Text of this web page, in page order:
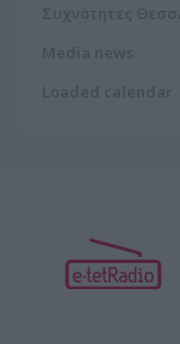
Συχνότητες
Media news
Loaded calendar